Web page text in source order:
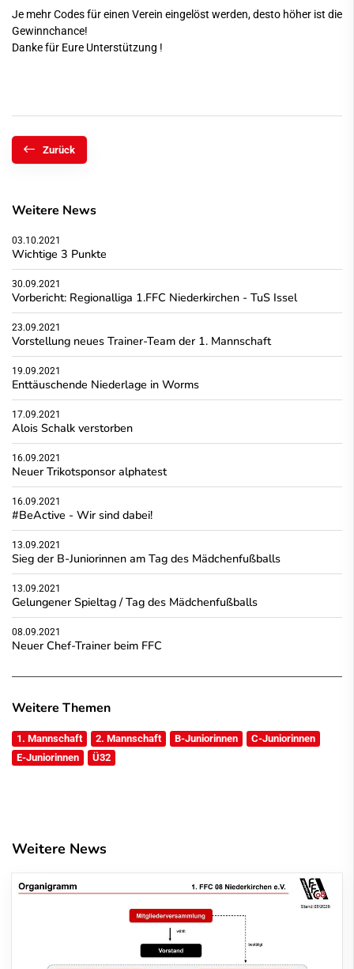
Je mehr Codes für einen Verein eingelöst werden, desto höher ist die
Gewinnchance!
Danke für Eure Unterstützung !
Zurück
Weitere News
03.10.2021
Wichtige 3 Punkte
30.09.2021
Vorbericht: Regionalliga 1.FFC Niederkirchen - TuS Issel
23.09.2021
Vorstellung neues Trainer-Team der 1. Mannschaft
19.09.2021
Enttäuschende Niederlage in Worms
17.09.2021
Alois Schalk verstorben
16.09.2021
Neuer Trikotsponsor alphatest
16.09.2021
#BeActive - Wir sind dabei!
13.09.2021
Sieg der B-Juniorinnen am Tag des Mädchenfußballs
13.09.2021
Gelungener Spieltag / Tag des Mädchenfußballs
08.09.2021
Neuer Chef-Trainer beim FFC
Weitere Themen
1. Mannschaft 2. Mannschaft B-Juniorinnen
C-Juniorinnen
E-Juniorinnen
Ü32
Weitere News